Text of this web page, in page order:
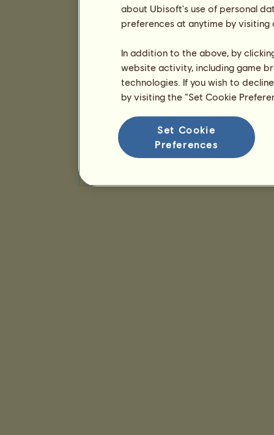
about Ubisoft's use of personal
preferences at anytime by
In addition to the above, by
website activity, including game
technologies. If you wish to
by visiting the “Set Cookie
Set Cookie
Preferences